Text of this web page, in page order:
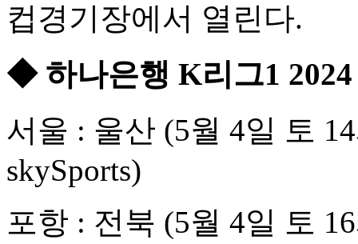
컵경기장에서 열린다.
◆ 하나은행 K리그1
서울 : 울산 (5월 4일 토
skySports)
포항 : 전북 (5월 4일 토